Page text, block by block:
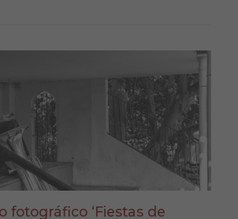
fotográfico ‘Fiestas de